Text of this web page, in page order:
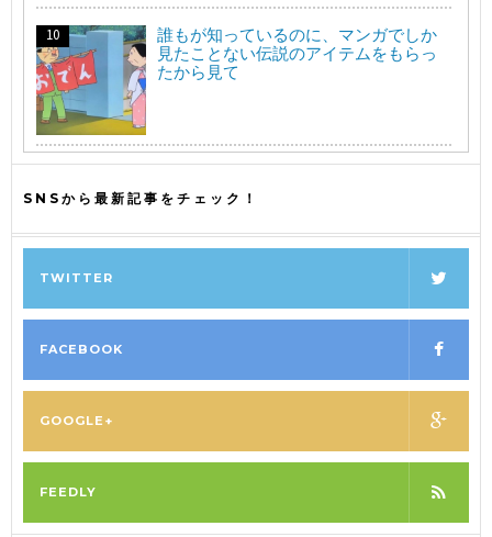
誰もが知っているのに、マンガでしか
見たことない伝説のアイテムをもらっ
たから見て
SNSから最新記事をチェック！
TWITTER
FACEBOOK
GOOGLE+
FEEDLY